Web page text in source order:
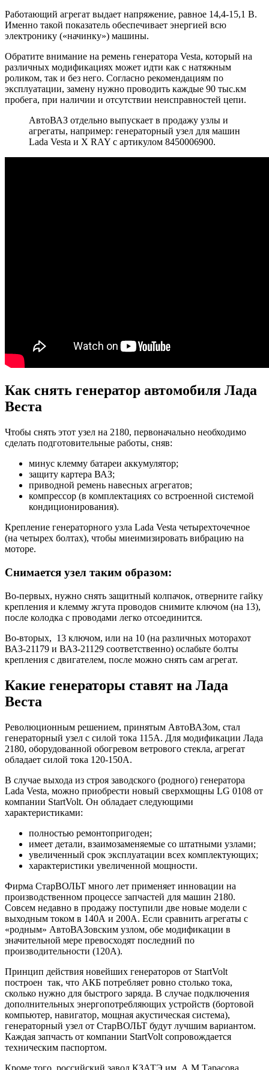
Работающий агрегат выдает напряжение, равное 14,4-15,1 В.
Именно такой показатель обеспечивает энергией всю
электронику («начинку») машины.
Обратите внимание на ремень генератора Vesta, который на
различных модификациях может идти как с натяжным
роликом, так и без него. Согласно рекомендациям по
эксплуатации, замену нужно проводить каждые 90 тыс.км
пробега, при наличии и отсутствии неисправностей цепи.
АвтоВАЗ отдельно выпускает в продажу узлы и
агрегаты, например: генераторный узел для машин
Lada Vesta и X RAY с артикулом 8450006900.
Как снять генератор автомобиля Лада
Веста
Чтобы снять этот узел на 2180, первоначально необходимо
сделать подготовительные работы, сняв:
минус клемму батареи аккумулятор;
защиту картера ВАЗ;
приводной ремень навесных агрегатов;
компрессор (в комплектациях со встроенной системой
кондиционирования).
Крепление генераторного узла Lada Vesta четырехточечное
(на четырех болтах), чтобы миеимизировать вибрацию на
моторе.
Снимается узел таким образом:
Во-первых, нужно снять защитный колпачок, отверните гайку
крепления и клемму жгута проводов снимите ключом (на 13),
после колодка с проводами легко отсоединится.
Во-вторых, 13 ключом, или на 10 (на различных моторахот
ВАЗ-21179 и ВАЗ-21129 соответственно) ослабьте болты
крепления с двигателем, после можно снять сам агрегат.
Какие генераторы ставят на Лада
Веста
Революционным решением, принятым АвтоВАЗом, стал
генераторный узел с силой тока 115А. Для модификации Лада
2180, оборудованной обогревом ветрового стекла, агрегат
обладает силой тока 120-150А.
В случае выхода из строя заводского (родного) генератора
Lada Vesta, можно приобрести новый сверхмощны LG 0108 от
компании StartVolt. Он обладает следующими
характеристиками:
полностью ремонтопригоден;
имеет детали, взаимозаменяемые со штатными узлами;
увеличенный срок эксплуатации всех комплектующих;
характеристики увеличенной мощности.
Фирма СтарВОЛЬТ много лет применяет инновации на
производственном процессе запчастей для машин 2180.
Совсем недавно в продажу поступили две новые модели с
выходным током в 140А и 200А. Если сравнить агрегаты с
«родным» АвтоВАЗовским узлом, обе модификации в
значительной мере превосходят последний по
производительности (120А).
Принцип действия новейших генераторов от StartVolt
построен так, что АКБ потребляет ровно столько тока,
сколько нужно для быстрого заряда. В случае подключения
дополнительных энергопотребляющих устройств (бортовой
компьютер, навигатор, мощная акустическая система),
генераторный узел от СтарВОЛЬТ будут лучшим вариантом.
Каждая запчасть от компании StartVolt сопровождается
техническим паспортом.
Кроме того, российский завод КЗАТЭ им. А.М.Тарасова,